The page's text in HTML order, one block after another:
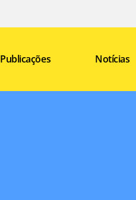
Publicações Notícias